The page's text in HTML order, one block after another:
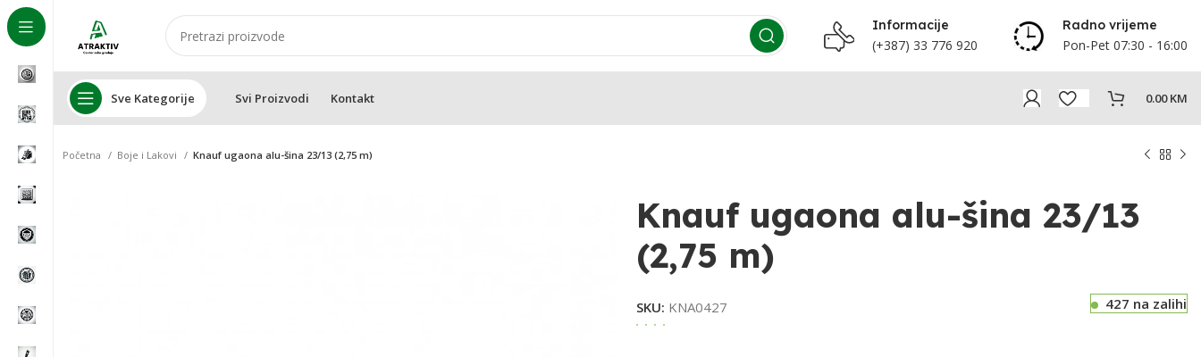
Informacije
(+387) 33 776 920
Radno vrijeme
Pon-Pet 07:30 - 16:00
Sve Kategorije Svi Proizvodi Kontakt 0.00KM
Početna Boje i Lakovi Knauf ugaona alu-šina 23/13 (2,75 m)
Knauf ugaona alu-šina 23/13
(2,75 m)
SKU: KNA0427 427 na zalihi